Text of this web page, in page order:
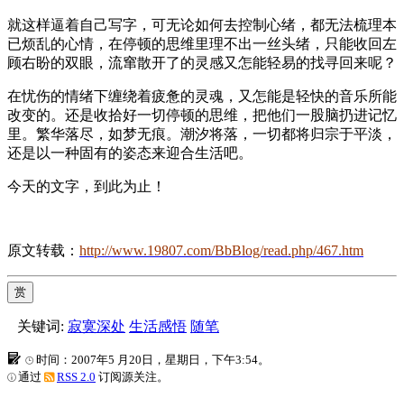
就这样逼着自己写字，可无论如何去控制心绪，都无法梳理本
已烦乱的心情，在停顿的思维里理不出一丝头绪，只能收回左
顾右盼的双眼，流窜散开了的灵感又怎能轻易的找寻回来呢？
在忧伤的情绪下缠绕着疲惫的灵魂，又怎能是轻快的音乐所能
改变的。还是收拾好一切停顿的思维，把他们一股脑扔进记忆
里。繁华落尽，如梦无痕。潮汐将落，一切都将归宗于平淡，
还是以一种固有的姿态来迎合生活吧。
今天的文字，到此为止！
原文转载： http://www.19807.com/BbBlog/read.php/467.htm
赏
关键词: 寂寞深处 生活感悟 随笔
时间：2007年5 月20日，星期日，下午3:54。
通过
RSS 2.0 订阅源关注。